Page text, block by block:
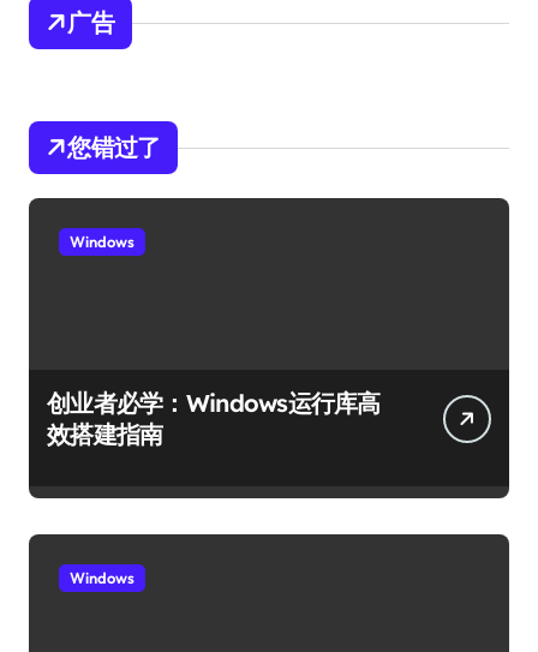
广告
您错过了
Windows
创业者必学：Windows运行库高
效搭建指南
Windows